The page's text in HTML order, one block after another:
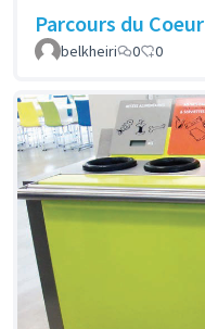
Parcours du Coeur
belkheiri
0 0